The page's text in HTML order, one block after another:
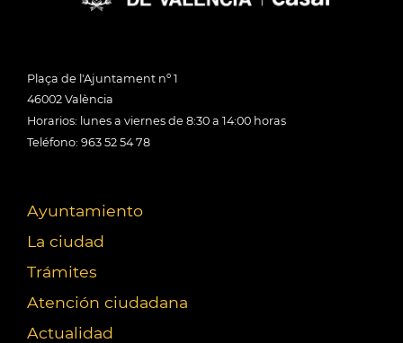
Plaça de l'Ajuntament nº 1
46002 València
Horarios: lunes a viernes de 8:30 a 14:00 horas
Teléfono: 963 52 54 78
Ayuntamiento
La ciudad
Trámites
Atención ciudadana
Actualidad